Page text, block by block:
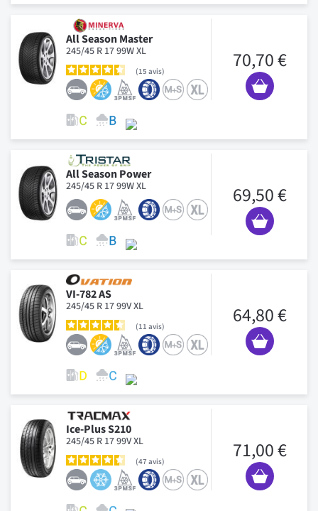
All Season Master
245/45 R 17 99W XL
15 avis 70,70 €
All Season Power
245/45 R 17 99W XL 69,50 €
VI-782 AS
245/45 R 17 99V XL
11 avis 64,80 €
Ice-Plus S210
245/45 R 17 99V XL
47 avis 71,00 €